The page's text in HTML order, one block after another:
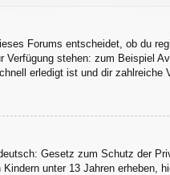
Forums entscheidet, ob du
stehen: zum Beispiel
erledigt ist und dir zahlreiche
Gesetz zum Schutz der
unter 13 Jahren erheben,